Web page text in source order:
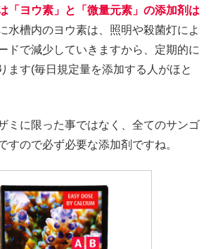
「ヨウ素」と「微量元素」の添加剤は
水槽内のヨウ素は、照明や殺菌灯によ
ドで減少していきますから、定期的に
ます(毎日規定量を添加する人がほと
ミに限った事ではなく、全てのサンゴ
すので必ず必要な添加剤ですね。